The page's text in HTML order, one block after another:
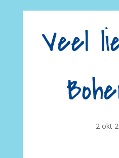
Veel
2 okt